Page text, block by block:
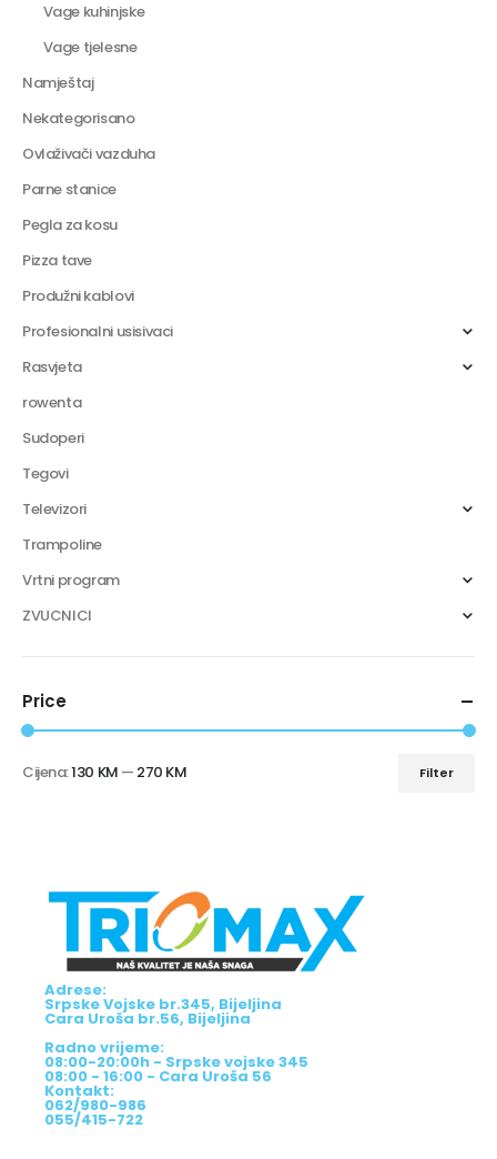
Vage kuhinjske
Vage tjelesne
Namještaj
Nekategorisano
Ovlaživači vazduha
Parne stanice
Pegla za kosu
Pizza tave
Produžni kablovi
Profesionalni usisivaci
Rasvjeta
rowenta
Sudoperi
Tegovi
Televizori
Trampoline
Vrtni program
ZVUCNICI
Price
Filter
Cijena:130 KM — 270 KM
Adrese:
Srpske Vojske br.345, Bijeljina
Cara Uroša br.56, Bijeljina
Radno vrijeme:
08:00-20:00h - Srpske vojske 345
08:00 - 16:00 - Cara Uroša 56
Kontakt:
062/980-986
055/415-722